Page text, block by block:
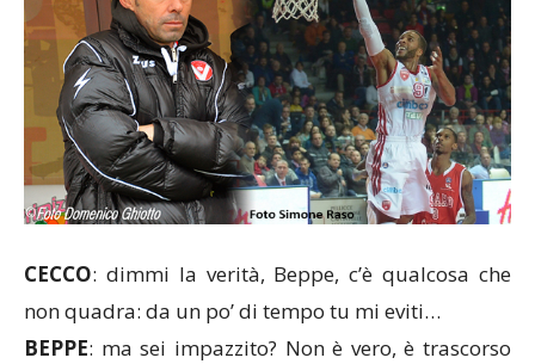
CECCO: dimmi la verità, Beppe, c’è qualcosa che
non quadra: da un po’ di tempo tu mi eviti…
BEPPE: ma sei impazzito? Non è vero, è trascorso